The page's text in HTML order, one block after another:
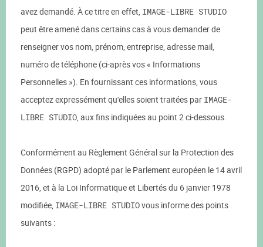
avez demandé. À ce titre en effet, IMAGE-LIBRE STUDIO
peut être amené dans certains cas à vous demander de
renseigner vos nom, prénom, entreprise, adresse mail,
numéro de téléphone (ci-après vos « Informations
Personnelles »). En fournissant ces informations, vous
acceptez expressément qu'elles soient traitées par IMAGE-
LIBRE STUDIO, aux fins indiquées au point 2 ci-dessous.
Conformément au Règlement Général sur la Protection des
Données (RGPD) adopté par le Parlement européen le 14 avril
2016, et à la Loi Informatique et Libertés du 6 janvier 1978
modifiée, IMAGE-LIBRE STUDIOvous informe des points
suivants :